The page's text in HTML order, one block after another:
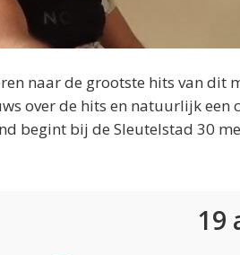
naar de grootste hits van dit
over de hits en natuurlijk een
begint bij de Sleutelstad 30
19